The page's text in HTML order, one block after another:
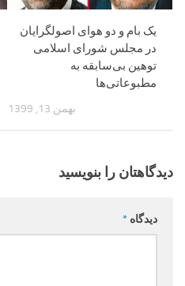
یک بام و دو هوای اصولگرایان
در مجلس شورای اسلامی
توهین بی‌سابقه به
مطبوعاتی‌ها
بهمن 13, 1399
دیدگاهتان را بنویسید
دیدگاه *